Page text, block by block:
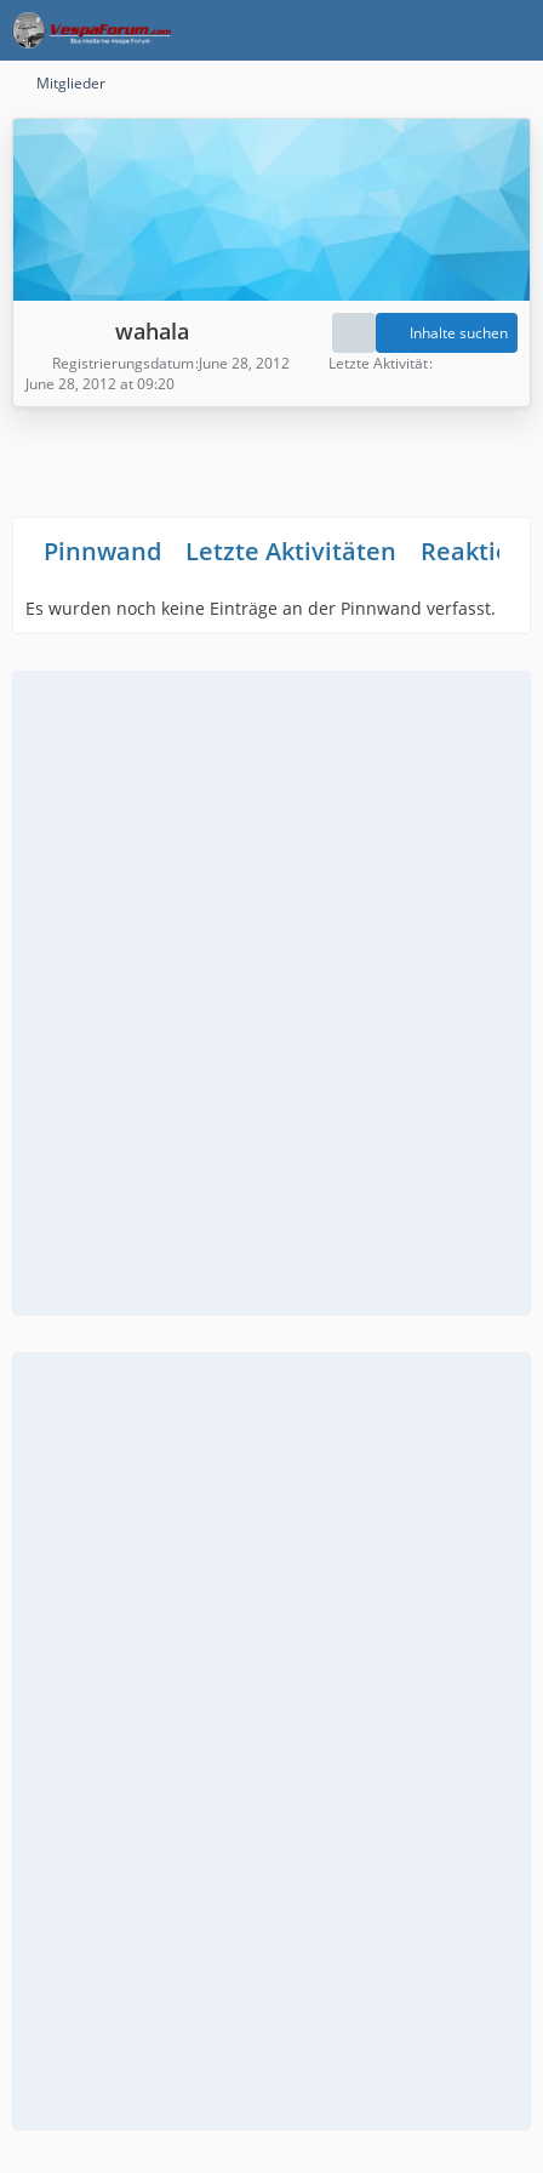
Mitglieder
wahala
Inhalte suchen
Registrierungsdatum June 28, 2012
Letzte Aktivität
June 28, 2012 at 09:20
Pinnwand Letzte Aktivitäten
Es wurden noch keine Einträge an der Pinnwand verfasst.